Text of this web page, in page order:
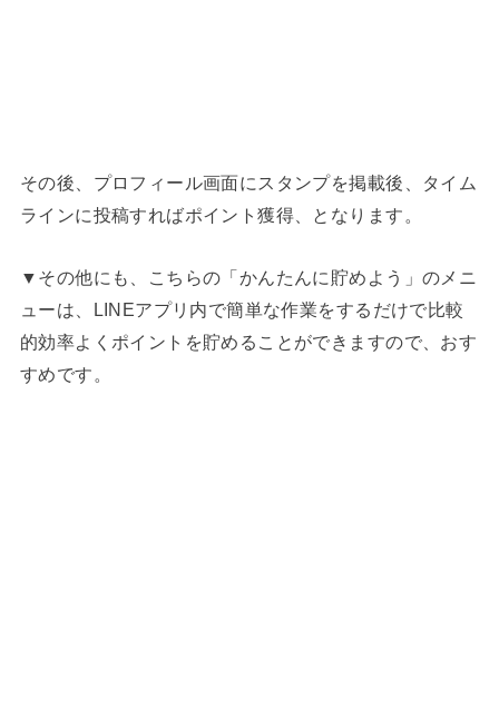
その後、プロフィール画面にスタンプを掲載後、タイム
ラインに投稿すればポイント獲得、となります。
▼その他にも、こちらの「かんたんに貯めよう」のメニ
ューは、LINEアプリ内で簡単な作業をするだけで比較
的効率よくポイントを貯めることができますので、おす
すめです。